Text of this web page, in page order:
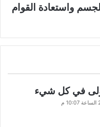
واستعادة القوام
في كل شيء